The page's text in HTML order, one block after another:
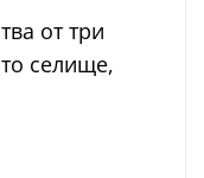
от три
селище,